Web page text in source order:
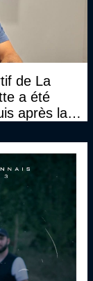
de La
a été
après la